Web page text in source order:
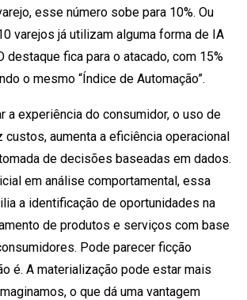
esse número sobe para 10%. Ou
varejos já utilizam alguma forma de IA
destaque fica para o atacado, com 15%
o mesmo “Índice de Automação”.
a experiência do consumidor, o uso de
custos, aumenta a eficiência operacional
de decisões baseadas em dados.
em análise comportamental, essa
a identificação de oportunidades na
de produtos e serviços com base
Pode parecer ficção
é. A materialização pode estar mais
o que dá uma vantagem